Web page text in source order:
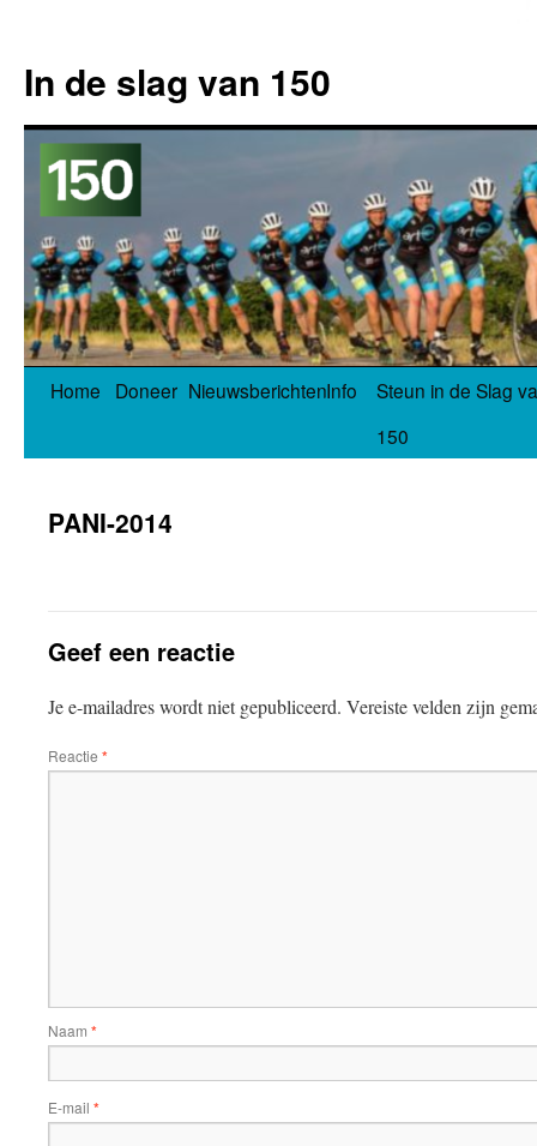
In de slag van 150
Spring
Home Doneer NieuwsberichtenInfo
Steun in de Slag
150
PANI-2014
Geef een reactie
Je e-mailadres wordt niet gepubliceerd. Vereiste velden zijn
Reactie *
Naam *
E-mail *